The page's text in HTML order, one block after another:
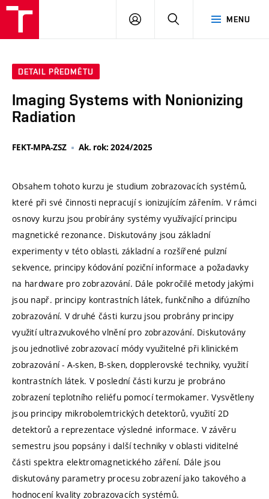
MENU
PŘIHLÁSIT
DETAIL PŘEDMĚTU
Imaging Systems with Nonionizing
Radiation
FEKT-MPA-ZSZ Ak. rok: 2024/2025
Obsahem tohoto kurzu je studium zobrazovacích systémů,
které při své činnosti nepracují s ionizujícím zářením. V rámci
osnovy kurzu jsou probírány systémy využívající principu
magnetické rezonance. Diskutovány jsou základní
experimenty v této oblasti, základní a rozšířené pulzní
sekvence, principy kódování poziční informace a požadavky
na hardware pro zobrazování. Dále pokročilé metody jakými
jsou např. principy kontrastních látek, funkčního a difúzního
zobrazování. V druhé části kurzu jsou probrány principy
využití ultrazvukového vlnění pro zobrazování. Diskutovány
jsou jednotlivé zobrazovací módy využitelné při klinickém
zobrazování - A-sken, B-sken, dopplerovské techniky, využití
kontrastních látek. V poslední části kurzu je probráno
zobrazení teplotního reliéfu pomocí termokamer. Vysvětleny
jsou principy mikrobolemtrických detektorů, využití 2D
detektorů a reprezentace výsledné informace. V závěru
semestru jsou popsány i další techniky v oblasti viditelné
části spektra elektromagnetického záření. Dále jsou
diskutovány parametry procesu zobrazení jako takového a
hodnocení kvality zobrazovacích systémů.